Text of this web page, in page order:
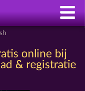
online bij
& registratie